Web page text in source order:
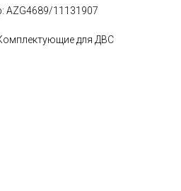
AZG4689/11131907
для ДВС